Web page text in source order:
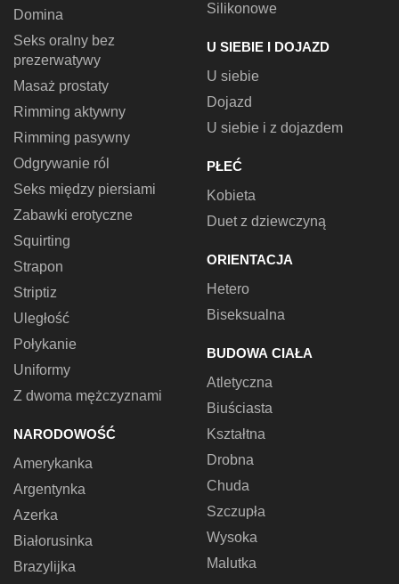
Domina
Seks oralny bez
prezerwatywy
Masaż prostaty
Rimming aktywny
Rimming pasywny
Odgrywanie ról
Seks między piersiami
Zabawki erotyczne
Squirting
Strapon
Striptiz
Uległość
Połykanie
Uniformy
Z dwoma mężczyznami
NARODOWOŚĆ
Amerykanka
Argentynka
Azerka
Białorusinka
Brazylijka
Silikonowe
U SIEBIE I DOJAZD
U siebie
Dojazd
U siebie i z dojazdem
PŁEĆ
Kobieta
Duet z dziewczyną
ORIENTACJA
Hetero
Biseksualna
BUDOWA CIAŁA
Atletyczna
Biuściasta
Kształtna
Drobna
Chuda
Szczupła
Wysoka
Malutka